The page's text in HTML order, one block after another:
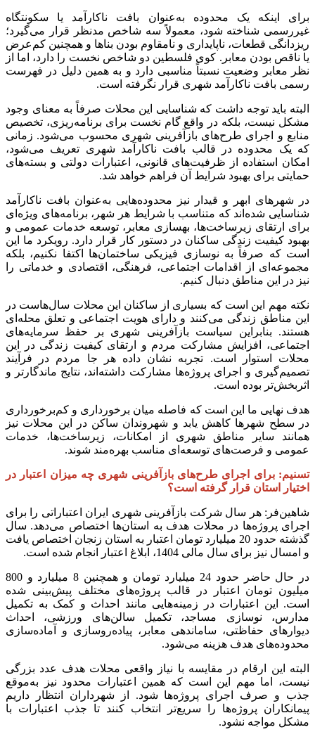
برای اینکه یک محدوده به‌عنوان بافت ناکارآمد یا سکونتگاه
غیررسمی شناخته شود، معمولاً سه شاخص مدنظر قرار می‌گیرد؛
ریزدانگی قطعات، ناپایداری و نامقاوم بودن بناها و همچنین کم‌عرض
یا ناقص بودن معابر. کوی فلسطین دو شاخص نخست را دارد، اما از
نظر معابر وضعیت نسبتاً مناسبی دارد و به همین دلیل در فهرست
رسمی بافت ناکارآمد شهری قرار نگرفته است.
البته باید توجه داشت که شناسایی این محلات صرفاً به معنای وجود
مشکل نیست، بلکه در واقع گام نخست برای برنامه‌ریزی، تخصیص
منابع و اجرای طرح‌های بازآفرینی شهری محسوب می‌شود. زمانی
که یک محدوده در قالب بافت ناکارآمد شهری تعریف می‌شود،
امکان استفاده از ظرفیت‌های قانونی، اعتبارات دولتی و بسته‌های
حمایتی برای بهبود شرایط آن فراهم خواهد شد.
در شهرهای ابهر و قیدار نیز محدوده‌هایی به‌عنوان بافت ناکارآمد
شناسایی شده‌اند که متناسب با شرایط هر شهر، برنامه‌های ویژه‌ای
برای ارتقای زیرساخت‌ها، بهسازی معابر، توسعه خدمات عمومی و
بهبود کیفیت زندگی ساکنان در دستور کار قرار دارد. رویکرد ما این
است که صرفاً به نوسازی فیزیکی ساختمان‌ها اکتفا نکنیم، بلکه
مجموعه‌ای از اقدامات اجتماعی، فرهنگی، اقتصادی و خدماتی را
نیز در این مناطق دنبال کنیم.
نکته مهم این است که بسیاری از ساکنان این محلات سال‌هاست در
این مناطق زندگی می‌کنند و دارای هویت اجتماعی و تعلق محله‌ای
هستند. بنابراین سیاست بازآفرینی شهری بر حفظ سرمایه‌های
اجتماعی، افزایش مشارکت مردم و ارتقای کیفیت زندگی در این
محلات استوار است. تجربه نشان داده هر جا مردم در فرآیند
تصمیم‌گیری و اجرای پروژه‌ها مشارکت داشته‌اند، نتایج ماندگارتر و
اثربخش‌تر بوده است.
هدف نهایی ما این است که فاصله میان برخورداری و کم‌برخورداری
در سطح شهرها کاهش یابد و شهروندان ساکن در این محلات نیز
همانند سایر مناطق شهری از امکانات، زیرساخت‌ها، خدمات
عمومی و فرصت‌های توسعه‌ای مناسب بهره‌مند شوند.
تسنیم: برای اجرای طرح‌های بازآفرینی شهری چه میزان اعتبار در
اختیار استان قرار گرفته است؟
شاهین‌فر: هر سال شرکت بازآفرینی شهری ایران اعتباراتی را برای
اجرای پروژه‌ها در محلات هدف به استان‌ها اختصاص می‌دهد. سال
گذشته حدود 20 میلیارد تومان اعتبار به استان زنجان اختصاص یافت
و امسال نیز برای سال مالی 1404، ابلاغ اعتبار انجام شده است.
در حال حاضر حدود 24 میلیارد تومان و همچنین 8 میلیارد و 800
میلیون تومان اعتبار در قالب پروژه‌های مختلف پیش‌بینی شده
است. این اعتبارات در زمینه‌هایی مانند احداث و کمک به تکمیل
مدارس، نوسازی مساجد، تکمیل سالن‌های ورزشی، احداث
دیوارهای حفاظتی، ساماندهی معابر، پیاده‌روسازی و آماده‌سازی
محدوده‌های هدف هزینه می‌شود.
البته این ارقام در مقایسه با نیاز واقعی محلات هدف عدد بزرگی
نیست، اما مهم این است که همین اعتبارات محدود نیز به‌موقع
جذب و صرف اجرای پروژه‌ها شود. از شهرداران انتظار داریم
پیمانکاران پروژه‌ها را سریع‌تر انتخاب کنند تا جذب اعتبارات با
مشکل مواجه نشود.